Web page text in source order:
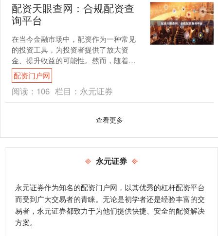
配资天眼查网：合规配资查
询平台
在当今金融市场中，配资作为一种常见
的投资工具，为投资者提供了放大资
金、提升收益的可能性。然而，随着配
资行业的迅速发展，市场上也出现了不
少不合规、甚至违法的配资平....
配资门户网
阅读： 106 栏目： 永元证券
查看更多
永元证券
永元证券作为知名的配资门户网，以其优秀的杠杆配资平台
而受到广大交易者的青睐。无论是初学者还是经验丰富的交
易者，永元证券都致力于为他们提供快捷、安全的配资解决
方案。